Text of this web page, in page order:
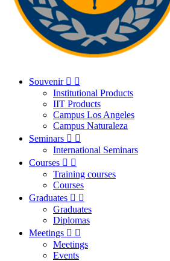
Souvenir  
Institutional Products
IIT Products
Campus Los Angeles
Campus Naturaleza
Seminars  
International Seminars
Courses  
Training courses
Courses
Graduates  
Graduates
Diplomas
Meetings  
Meetings
Events